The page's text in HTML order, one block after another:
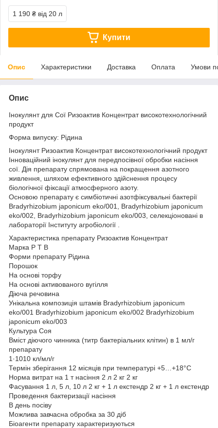
1 190 ₴ від 20 л
Купити
Опис Характеристики Доставка Оплата Умови
Опис
Інокулянт для Сої Ризоактив Концентрат високотехнологічний
продукт
Форма випуску: Рідина
Інокулянт Ризоактив Концентрат високотехнологічний продукт
Інноваційний інокулянт для передпосівної обробки насіння
сої. Дія препарату спрямована на покращення азотного
живлення, шляхом ефективного здійснення процесу
біологічної фіксації атмосферного азоту.
Основою препарату є симбіотичні азотфіксувальні бактерії
Bradyrhizobium japonicum eko/001, Bradyrhizobium japonicum
eko/002, Bradyrhizobium japonicum eko/003, селекціоновані в
лабораторії Інституту агробіології .
Характеристика препарату Ризоактив Концентрат
Марка Р Т В
Форми препарату Рідина
Порошок
На основі торфу
На основі активованого вугілля
Діюча речовина
Унікальна композиція штамів Bradyrhizobium japonicum
eko/001 Bradyrhizobium japonicum eko/002 Bradyrhizobium
japonicum eko/003
Культура Соя
Вміст діючого чинника (титр бактеріальних клітин) в 1 мл/г
препарату
1·1010 кл/мл/г
Термін зберігання 12 місяців при температурі +5…+18°С
Норма витрат на 1 т насіння 2 л 2 кг 2 кг
Фасування 1 л, 5 л, 10 л 2 кг + 1 л екстендр 2 кг + 1 л екстендр
Проведення бактеризації насіння
В день посіву
Можлива завчасна обробка за 30 діб
Біоагенти препарату характеризуються